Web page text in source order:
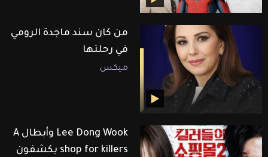
من كان سند ماجدة الرومي
في رحلتها
ميكس
Lee Dong Wook وأبطال A
shop for killers يكشفون